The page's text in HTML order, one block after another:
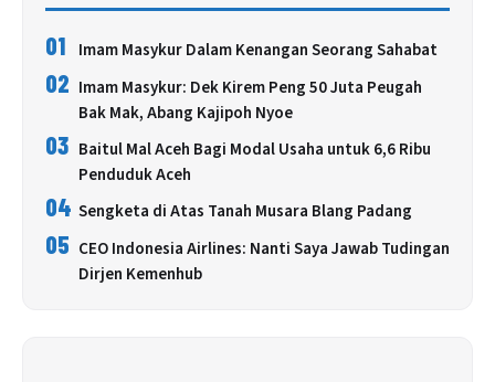
01 Imam Masykur Dalam Kenangan Seorang Sahabat
02 Imam Masykur: Dek Kirem Peng 50 Juta Peugah
Bak Mak, Abang Kajipoh Nyoe
03 Baitul Mal Aceh Bagi Modal Usaha untuk 6,6 Ribu
Penduduk Aceh
04 Sengketa di Atas Tanah Musara Blang Padang
05 CEO Indonesia Airlines: Nanti Saya Jawab Tudingan
Dirjen Kemenhub